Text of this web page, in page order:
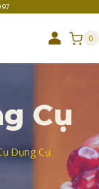
97
0
Cụ
Dụng Cụ